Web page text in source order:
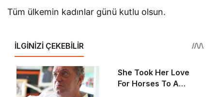
Tüm ülkemin kadınlar günü kutlu olsun.